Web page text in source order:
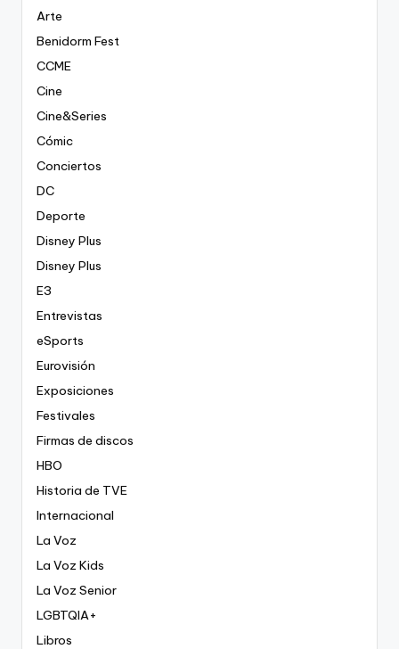
Arte
Benidorm Fest
CCME
Cine
Cine&Series
Cómic
Conciertos
DC
Deporte
Disney Plus
Disney Plus
E3
Entrevistas
eSports
Eurovisión
Exposiciones
Festivales
Firmas de discos
HBO
Historia de TVE
Internacional
La Voz
La Voz Kids
La Voz Senior
LGBTQIA+
Libros